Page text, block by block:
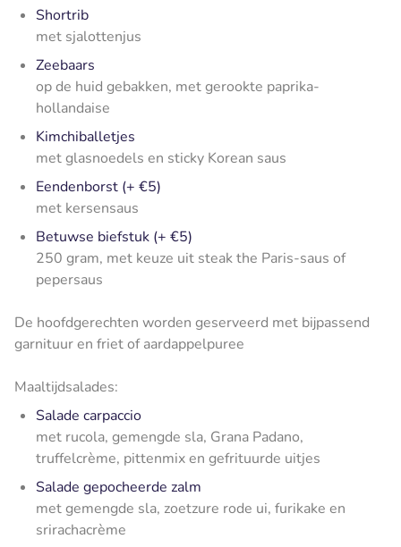
Shortrib
met sjalottenjus
Zeebaars
op de huid gebakken, met gerookte paprika-
hollandaise
Kimchiballetjes
met glasnoedels en sticky Korean saus
Eendenborst (+ €5)
met kersensaus
Betuwse biefstuk (+ €5)
250 gram, met keuze uit steak the Paris-saus of
pepersaus
De hoofdgerechten worden geserveerd met bijpassend
garnituur en friet of aardappelpuree
Maaltijdsalades:
Salade carpaccio
met rucola, gemengde sla, Grana Padano,
truffelcrème, pittenmix en gefrituurde uitjes
Salade gepocheerde zalm
met gemengde sla, zoetzure rode ui, furikake en
srirachacrème